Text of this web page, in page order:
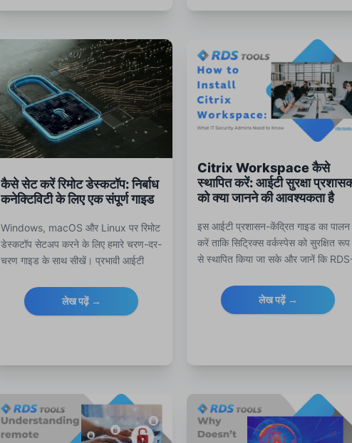
कैसे सेट करें रिमोट डेस्कटॉप: निर्बाध
कनेक्टिविटी के लिए एक संपूर्ण गाइड
Windows, macOS और Linux पर रिमोट
डेस्कटॉप सेटअप करने के लिए हमारे चरण-दर-
चरण गाइड के साथ सीखें। प्रभावी आईटी
के लिए रिमोट डेस्कटॉप एक्सेस के साथ
शुरुआत करें, जिसमें RDS Tools से बेहतर
लेख पढ़ें →
Citrix Workspace कैसे
स्थापित करें: आईटी सुरक्षा
को क्या जानने की आवश्यकता है
इस आईटी प्रशासन-केंद्रित गाइड का पालन
करें ताकि सिट्रिक्स वर्कस्पेस को सुरक्षित रूप
से स्थापित किया जा सके और जानें कि
सपोर्ट टूल कैसे प्रदान करता है।
लेख पढ़ें →